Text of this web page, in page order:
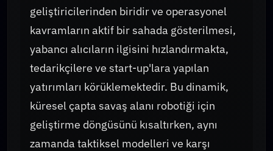
geliştiricilerinden biridir ve operasyonel
kavramların aktif bir sahada gösterilmesi,
yabancı alıcıların ilgisini hızlandırmakta,
tedarikçilere ve start-up'lara yapılan
yatırımları körüklemektedir. Bu dinamik,
küresel çapta savaş alanı robotiği için
geliştirme döngüsünü kısaltırken, aynı
zamanda taktiksel modelleri ve karşı